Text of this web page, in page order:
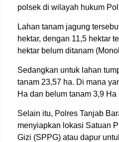
polsek di wilayah hukum
Lahan tanam jagung
hektar, dengan 11,5 hektar
hektar belum ditanam
Sedangkan untuk lahan
tanam 23,57 ha. Di mana
Ha dan belum tanam 3,9 Ha
Selain itu, Polres Tanjab
menyiapkan lokasi Satuan
Gizi (SPPG) atau dapur